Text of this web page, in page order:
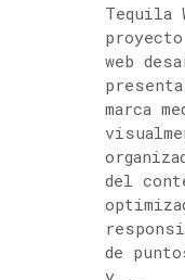
Tequila
web
marca
del
de
y...